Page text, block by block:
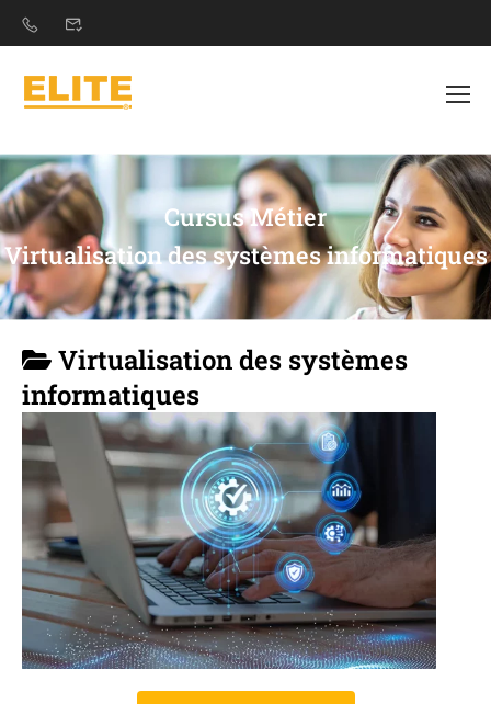
Cursus Métier
Virtualisation des systèmes informatiques
Virtualisation des systèmes
informatiques